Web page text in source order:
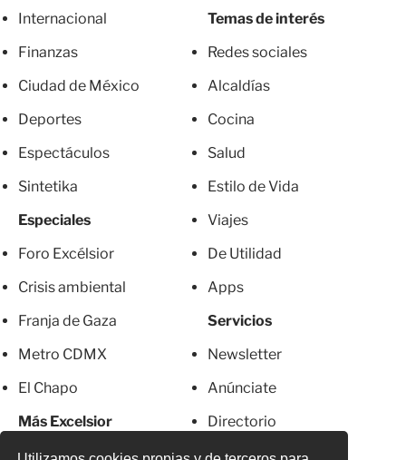
Internacional
Finanzas
Ciudad de México
Deportes
Espectáculos
Sintetika
Especiales
Foro Excélsior
Crisis ambiental
Franja de Gaza
Metro CDMX
El Chapo
Más Excelsior
Mujeres
Temas de interés
Redes sociales
Alcaldías
Cocina
Salud
Estilo de Vida
Viajes
De Utilidad
Apps
Servicios
Newsletter
Anúnciate
Directorio
Suscripciones